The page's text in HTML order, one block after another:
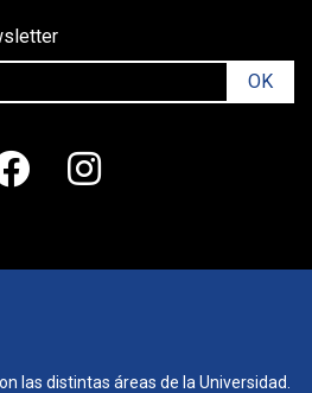
OK
las distintas áreas de la Universidad.